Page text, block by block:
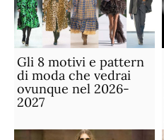
Gli 8 motivi e pattern
di moda che vedrai
ovunque nel 2026-
2027